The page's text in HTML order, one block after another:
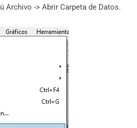
Archivo -> Abrir Carpeta de Datos.